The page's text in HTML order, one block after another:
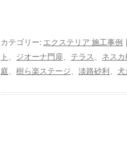
カテゴリー: エクステリア 施工事例
ト 、 ジオーナ門扉、 テラス、 ネスカ
庭、 樹ら楽ステージ、 淡路砂利、 犬